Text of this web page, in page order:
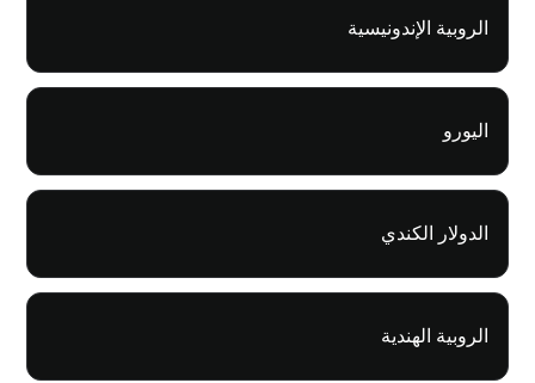
الروبية الإندونيسية
اليورو
الدولار الكندي
الروبية الهندية